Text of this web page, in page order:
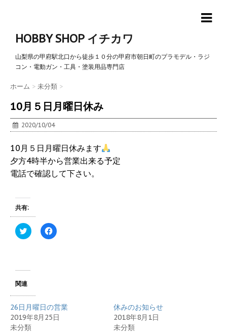
HOBBY SHOP イチカワ
山梨県の甲府駅北口から徒歩１０分の甲府市朝日町のプラモデル・ラジ
コン・電動ガン・工具・塗装用品専門店
ホーム > 未分類 >
10月５日月曜日休み
2020/10/04
10月５日月曜日休みます
夕方4時半から営業出来る予定
電話で確認して下さい。
共有:
ク
リ
T
t
e
r
で
共
有
F
a
す
る
に
は
関連
26日月曜日の営業
2019年8月25日
未分類
休みのお知らせ
2018年8月1日
未分類